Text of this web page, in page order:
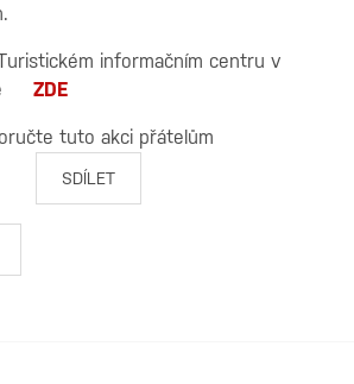
informačním centru v
ZDE
tuto akci přátelům
SDÍLET